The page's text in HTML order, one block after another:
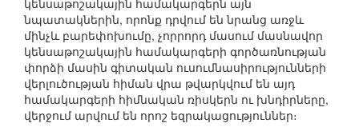
կենսաթոշակային համակարգերն այն
նպատակներին, որոնք դրվում են նրանց առջև
մինչև բարեփոխումը, չորրորդ մասում մասնավոր
կենսաթոշակային համակարգերի գործառնության
փորձի մասին գիտական ուսումնասիրությունների
վերլուծության հիման վրա թվարկվում են այդ
համակարգերի հիմնական ռիսկերն ու խնդիրները,
վերջում արվում են որոշ եզրակացություններ։